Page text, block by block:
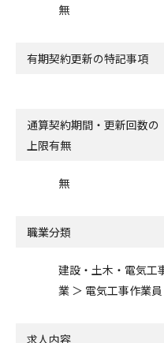
無
有期契約更新の特記事項
通算契約期間・更新回数の
上限有無
無
職業分類
建設・土木・電気工
業 ＞ 電気工事作業員
求人内容